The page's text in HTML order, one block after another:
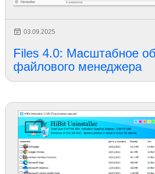
03.09.2025
Files 4.0: Масштабное
файлового менеджера